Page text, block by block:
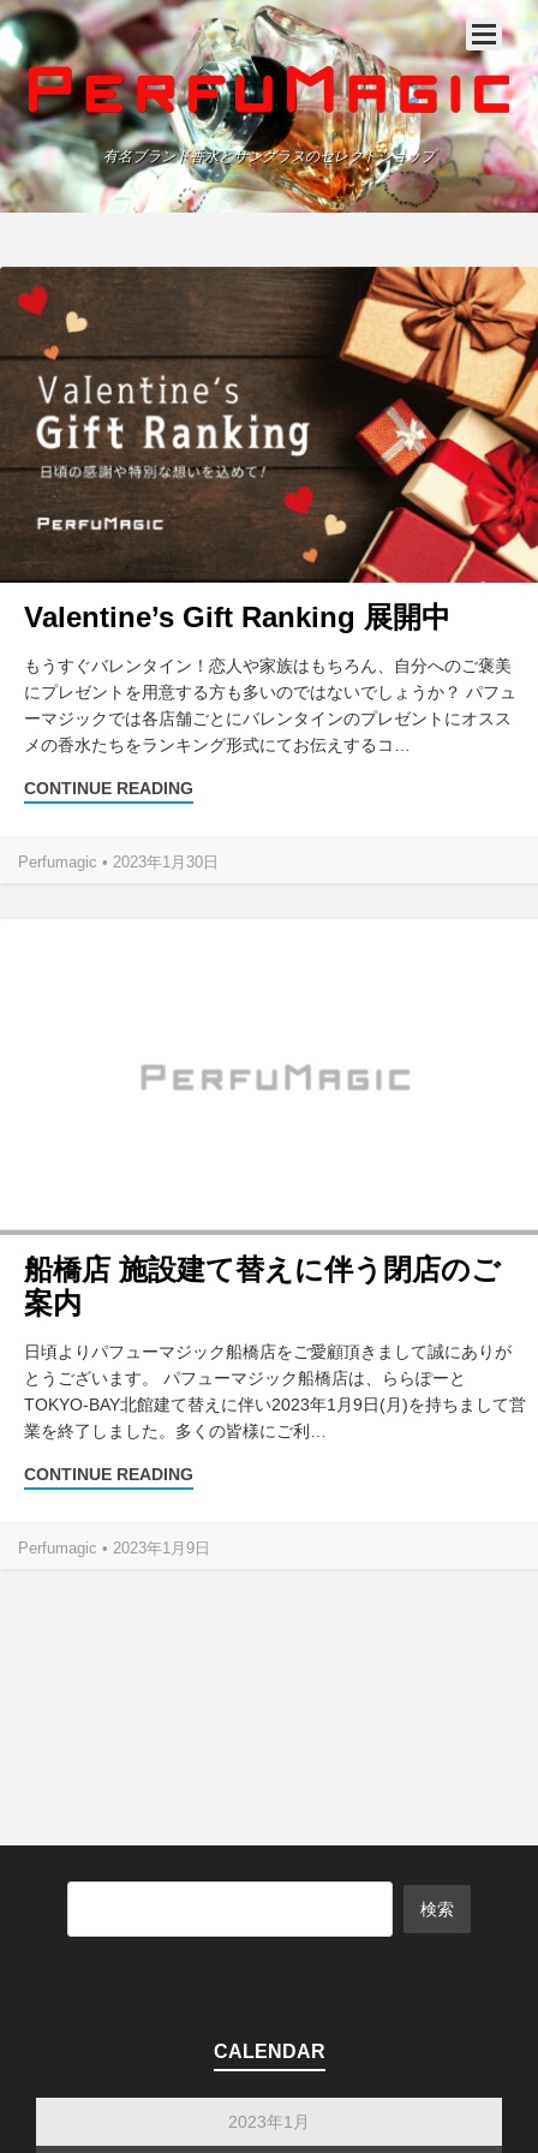
有名ブランド香水とサングラスのセレクトショップ
Valentine’s Gift Ranking 展開中
もうすぐバレンタイン！恋人や家族はもちろん、自分へのご褒美
にプレゼントを用意する方も多いのではないでしょうか？ パフュ
ーマジックでは各店舗ごとにバレンタインのプレゼントにオスス
メの香水たちをランキング形式にてお伝えするコ…
CONTINUE READING
Perfumagic • 2023年1月30日
船橋店 施設建て替えに伴う閉店のご
案内
日頃よりパフューマジック船橋店をご愛顧頂きまして誠にありが
とうございます。 パフューマジック船橋店は、ららぽーと
TOKYO-BAY北館建て替えに伴い2023年1月9日(月)を持ちまして営
業を終了しました。多くの皆様にご利…
CONTINUE READING
Perfumagic • 2023年1月9日
CALENDAR
2023年1月